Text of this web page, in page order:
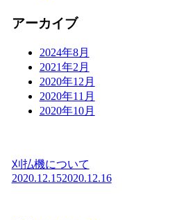
アーカイブ
2024年8月
2021年2月
2020年12月
2020年11月
2020年10月
刈払機について
2020.12.152020.12.16